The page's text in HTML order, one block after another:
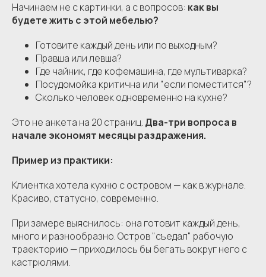
Начинаем не с картинки, а с вопросов: как вы
будете жить с этой мебелью?
Готовите каждый день или по выходным?
Правша или левша?
Где чайник, где кофемашина, где мультиварка?
Посудомойка критична или "если поместится"?
Сколько человек одновременно на кухне?
Это не анкета на 20 страниц. Два-три вопроса в
начале экономят месяцы раздражения.
Пример из практики:
Клиентка хотела кухню с островом — как в журнале.
Красиво, статусно, современно.
При замере выяснилось: она готовит каждый день,
много и разнообразно. Остров "съедал" рабочую
траекторию — приходилось бы бегать вокруг него с
кастрюлями.